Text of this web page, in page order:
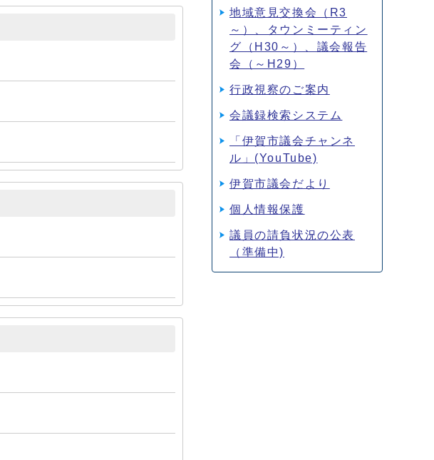
地域意見交換会（R3
～）、タウンミーティン
グ（H30～）、議会報告
会（～H29）
行政視察のご案内
会議録検索システム
「伊賀市議会チャンネ
ル」(YouTube)
伊賀市議会だより
個人情報保護
議員の請負状況の公表
（準備中)